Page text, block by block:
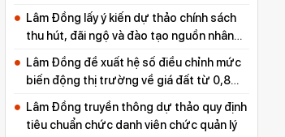
Lâm Đồng lấy ý kiến dự thảo chính sách
thu hút, đãi ngộ và đào tạo nguồn nhân
lực y tế
Lâm Đồng đề xuất hệ số điều chỉnh mức
biến động thị trường về giá đất từ 0,8
đến 5,0
Lâm Đồng truyền thông dự thảo quy định
tiêu chuẩn chức danh viên chức quản lý